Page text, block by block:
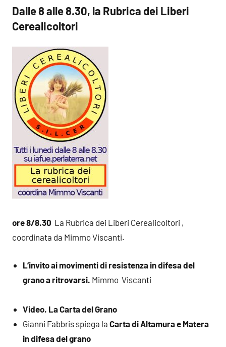
Dalle 8 alle 8.30, la Rubrica dei Liberi
Cerealicoltori
ore 8/8.30 La Rubrica dei Liberi Cerealicoltori ,
coordinata da Mimmo Viscanti.
L’invito ai movimenti di resistenza in difesa del
grano a ritrovarsi. Mimmo Viscanti
Video. La Carta del Grano
Gianni Fabbris spiega laCarta di Altamura e Matera
in difesa del grano